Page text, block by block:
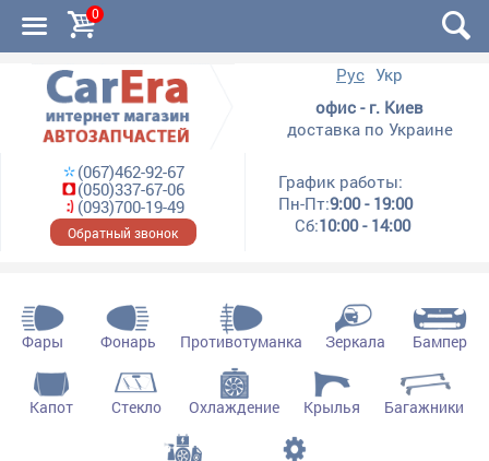
0
Рус Укр
офис - г. Киев
доставка по Украине
(067)462-92-67
(050)337-67-06
(093)700-19-49
Обратный звонок
График работы:
Пн-Пт:9:00 - 19:00
Сб:10:00 - 14:00
Фары Фонарь Противотуманка Зеркала Бампер
Капот Стекло Охлаждение Крылья Багажники